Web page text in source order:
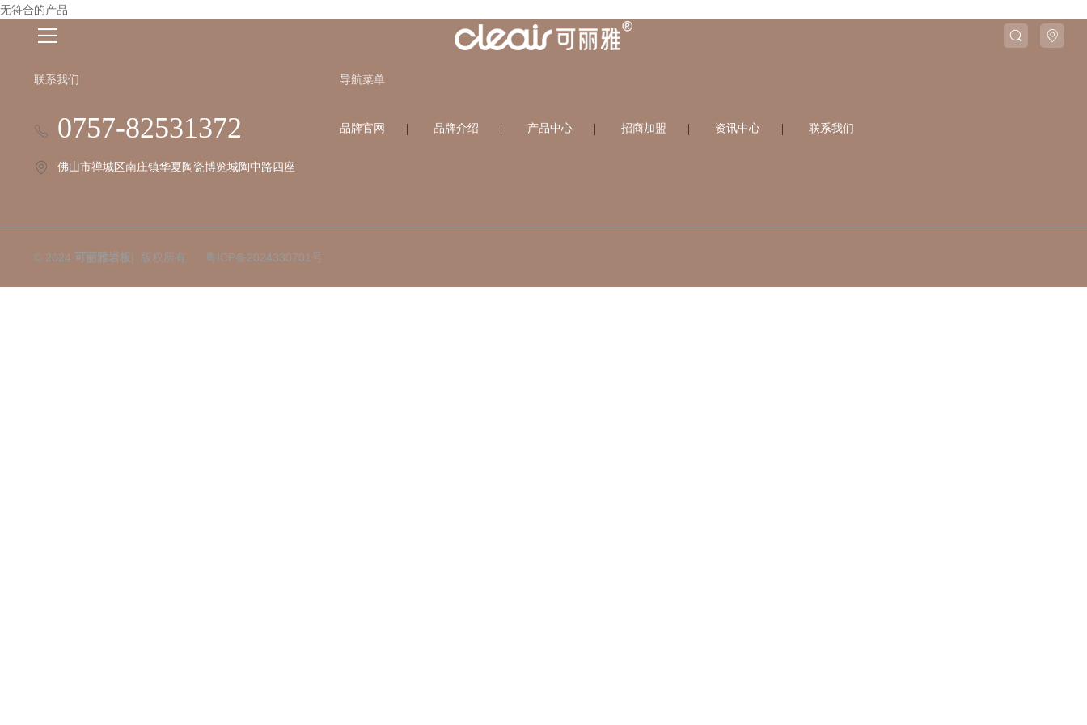
无符合的产品
联系我们
0757-82531372
佛山市禅城区南庄镇华夏陶瓷博览城陶中路四座
导航菜单
品牌官网 品牌介绍 产品中心 招商加盟 资讯中心 联系我们
© 2024 可丽雅岩板| 版权所有 粤ICP备2024330701号